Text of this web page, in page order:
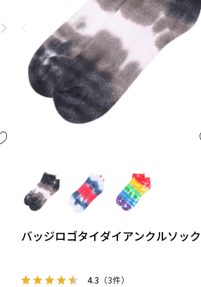
バッジロゴタイダイアンクルソッ
4.3 （3件）